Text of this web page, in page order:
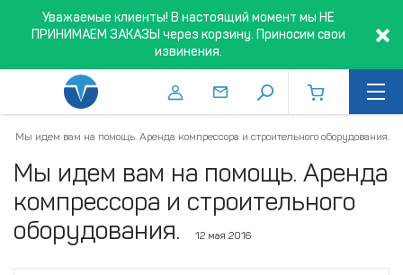
Уважаемые клиенты! В настоящий момент мы НЕ
ПРИНИМАЕМ ЗАКАЗЫ через корзину. Приносим свои
извинения.
Мы идем вам на помощь. Аренда компрессора и строительного оборудования.
Мы идем вам на помощь. Аренда
компрессора и строительного
оборудования.
12 мая 2016